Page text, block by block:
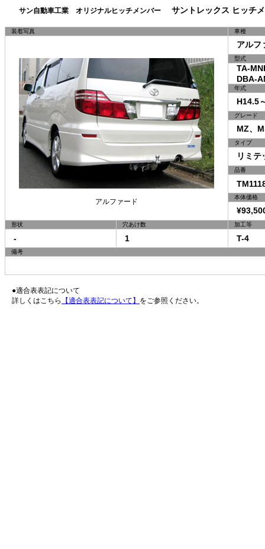
サン自動車工業 オリジナルヒッチメンバー サントレックス ヒッチ
装着写真 車種
アルファード
アルフ
型式
TA-
DBA-
年式
H14.5
グレード
MZ、
タイプ
リミテ
品番
本体価格
形状 穴あけ数 加工等
- 1 T-4
備考
●適合表表記について
詳しくはこちら
【適合表表記について】 をご参照ください。